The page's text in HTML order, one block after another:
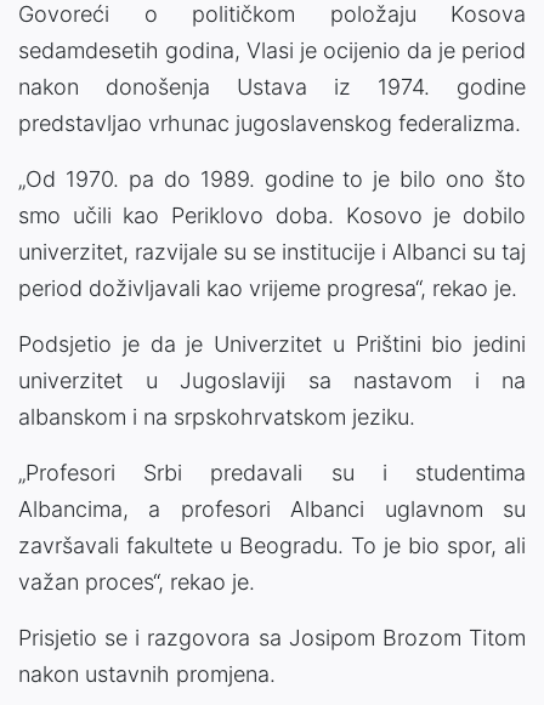
Govoreći o političkom položaju Kosova
sedamdesetih godina, Vlasi je ocijenio da je period
nakon donošenja Ustava iz 1974. godine
predstavljao vrhunac jugoslavenskog federalizma.
„Od 1970. pa do 1989. godine to je bilo ono što
smo učili kao Periklovo doba. Kosovo je dobilo
univerzitet, razvijale su se institucije i Albanci su taj
period doživljavali kao vrijeme progresa“, rekao je.
Podsjetio je da je Univerzitet u Prištini bio jedini
univerzitet u Jugoslaviji sa nastavom i na
albanskom i na srpskohrvatskom jeziku.
„Profesori Srbi predavali su i studentima
Albancima, a profesori Albanci uglavnom su
završavali fakultete u Beogradu. To je bio spor, ali
važan proces“, rekao je.
Prisjetio se i razgovora sa Josipom Brozom Titom
nakon ustavnih promjena.